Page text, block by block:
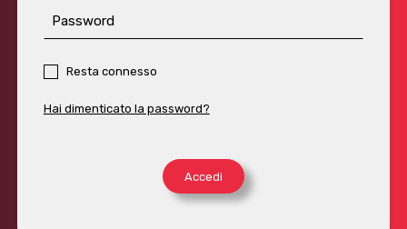
Password
Resta connesso
Hai dimenticato la password?
Accedi